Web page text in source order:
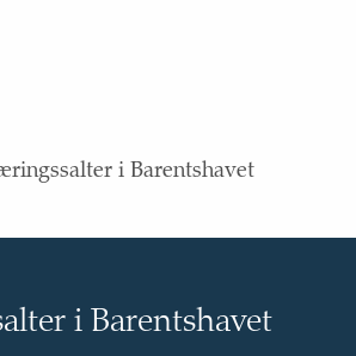
i Barentshavet
i Barentshavet